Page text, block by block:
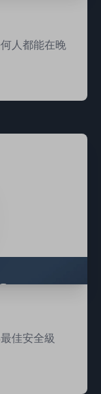
人都能在晚
佳安全級